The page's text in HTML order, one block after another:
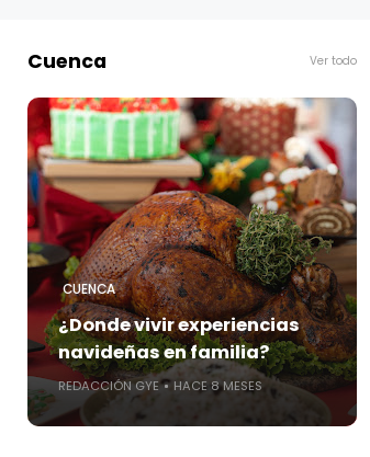
Cuenca Ver todo
CUENCA
¿Donde vivir experiencias
navideñas en familia?
REDACCIÓN GYE HACE 8 MESES